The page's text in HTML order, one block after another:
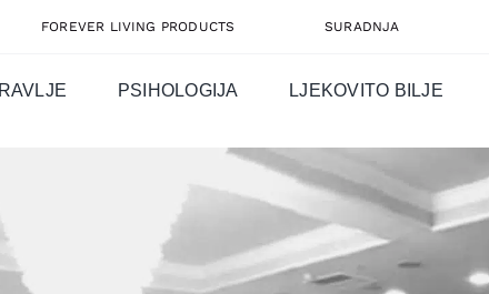
FOREVER LIVING PRODUCTS SURADNJA
PSIHOLOGIJA LJEKOVITO BILJE